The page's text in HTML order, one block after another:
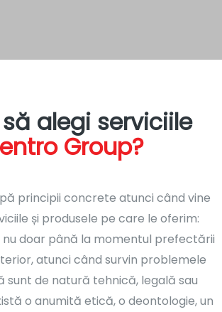
alegi serviciile
Group?
principii concrete atunci când vine
și produsele pe care le oferim:
doar până la momentul prefectării
atunci când survin problemele
sunt de natură tehnică, legală sau
o anumită etică, o deontologie, un